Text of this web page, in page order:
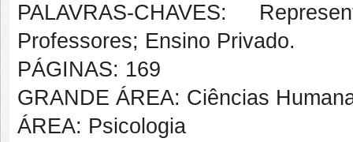
PALAVRAS-CHAVES:
Professores; Ensino Privado.
PÁGINAS: 169
GRANDE ÁREA: Ciências
ÁREA: Psicologia